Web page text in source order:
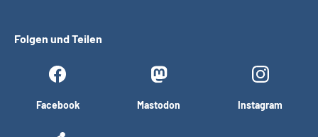
Folgen und Teilen
Facebook Mastodon Instagram